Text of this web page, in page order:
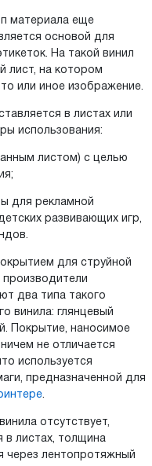
материала еще
основой для
На такой винил
лист, на котором
или иное изображение.
в листах или
использования:
листом) с целью
для рекламной
развивающих игр,
для струйной
два типа такого
винила: глянцевый
Покрытие, наносимое
не отличается
используется
предназначенной для
.
отсутствует,
в листах, толщина
через лентопротяжный